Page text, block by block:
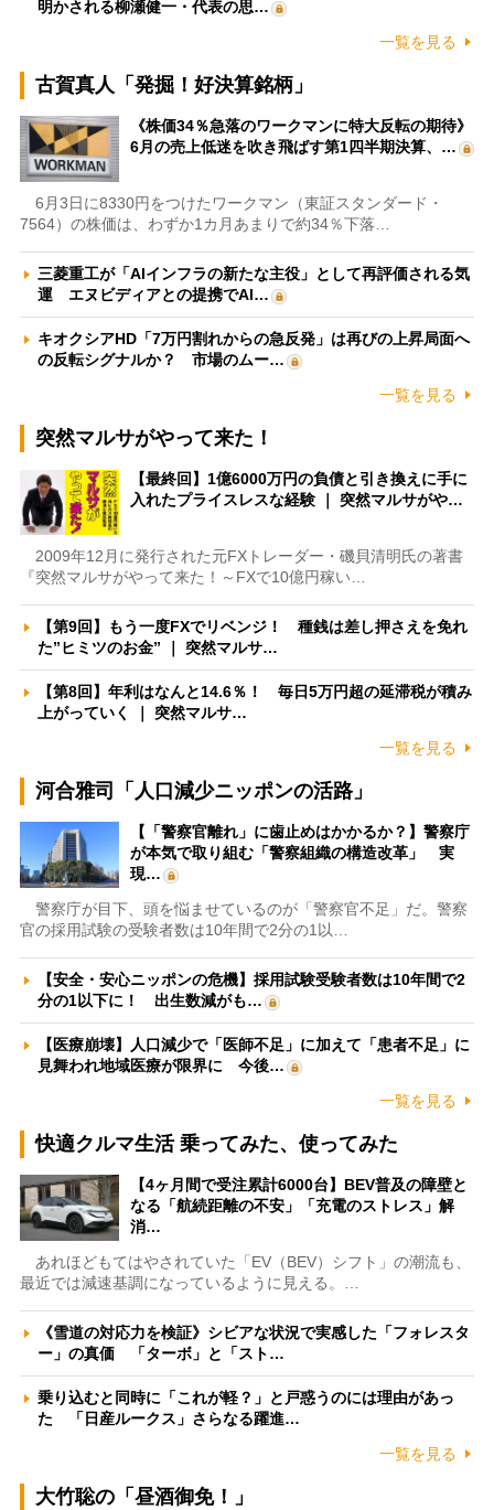
明かされる柳瀬健一・代表の思…
一覧を見る
古賀真人「発掘！好決算銘柄」
《株価34％急落のワークマンに特大反転の期待》
6月の売上低迷を吹き飛ばす第1四半期決算、…
6月3日に8330円をつけたワークマン（東証スタンダード・
7564）の株価は、わずか1カ月あまりで約34％下落…
三菱重工が「AIインフラの新たな主役」として再評価される気
運 エヌビディアとの提携でAI…
キオクシアHD「7万円割れからの急反発」は再びの上昇局面へ
の反転シグナルか？ 市場のムー…
一覧を見る
突然マルサがやって来た！
【最終回】1億6000万円の負債と引き換えに手に
入れたプライスレスな経験 ｜ 突然マルサがや…
2009年12月に発行された元FXトレーダー・磯貝清明氏の著書
『突然マルサがやって来た！～FXで10億円稼い…
【第9回】もう一度FXでリベンジ！ 種銭は差し押さえを免れ
た”ヒミツのお金” ｜ 突然マルサ…
【第8回】年利はなんと14.6％！ 毎日5万円超の延滞税が積み
上がっていく ｜ 突然マルサ…
一覧を見る
河合雅司「人口減少ニッポンの活路」
【「警察官離れ」に歯止めはかかるか？】警察庁
が本気で取り組む「警察組織の構造改革」 実
現…
警察庁が目下、頭を悩ませているのが「警察官不足」だ。警察
官の採用試験の受験者数は10年間で2分の1以…
【安全・安心ニッポンの危機】採用試験受験者数は10年間で2
分の1以下に！ 出生数減がも…
【医療崩壊】人口減少で「医師不足」に加えて「患者不足」に
見舞われ地域医療が限界に 今後…
一覧を見る
快適クルマ生活 乗ってみた、使ってみた
【4ヶ月間で受注累計6000台】BEV普及の障壁と
なる「航続距離の不安」「充電のストレス」解
消…
あれほどもてはやされていた「EV（BEV）シフト」の潮流も、
最近では減速基調になっているように見える。…
《雪道の対応力を検証》シビアな状況で実感した「フォレスタ
ー」の真価 「ターボ」と「スト…
乗り込むと同時に「これが軽？」と戸惑うのには理由があっ
た 「日産ルークス」さらなる躍進…
一覧を見る
大竹聡の「昼酒御免！」